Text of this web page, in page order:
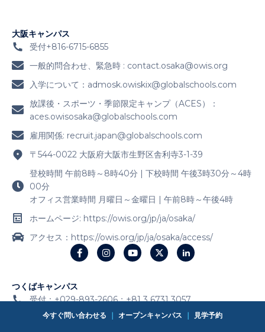
今すぐ問い合わせる ｜ オープンキャンパス ｜ 見学予約